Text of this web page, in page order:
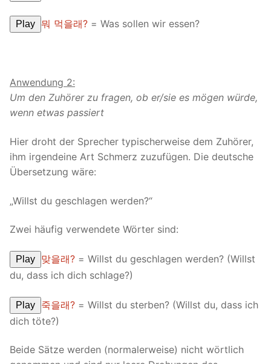
Play 뭐 먹을래? = Was sollen wir essen?
Anwendung 2:
Um den Zuhörer zu fragen, ob er/sie es mögen würde,
wenn etwas passiert
Hier droht der Sprecher typischerweise dem Zuhörer,
ihm irgendeine Art Schmerz zuzufügen. Die deutsche
Übersetzung wäre:
„Willst du geschlagen werden?“
Zwei häufig verwendete Wörter sind:
Play 맞을래? = Willst du geschlagen werden? (Willst
du, dass ich dich schlage?)
Play 죽을래? = Willst du sterben? (Willst du, dass ich
dich töte?)
Beide Sätze werden (normalerweise) nicht wörtlich